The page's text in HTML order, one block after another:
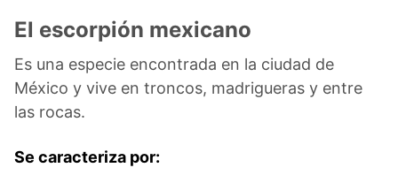
El escorpión mexicano
Es una especie encontrada en la ciudad de
México y vive en troncos, madrigueras y entre
las rocas.
Se caracteriza por: